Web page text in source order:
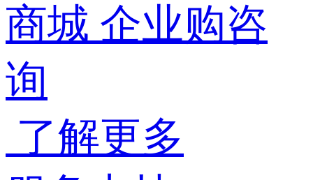
商城 企业购咨
询
了解更多